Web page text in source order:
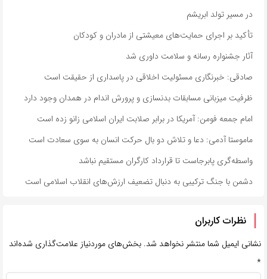
در مسیر تولد ابریشم
تأکید بر اجرای حمایت‌های معیشتی از مادران و کودکان
آثار جشنواره رسانه و سلامت داوری شد
صادقی: خبرنگاری مسئولیت اخلاقی در پاسداری از حقیقت است
ظرفیت میزبانی مسابقات بدنسازی و پرورش اندام در همدان وجود دارد
امام جمعه فومن: آمریکا در برابر صلابت ایران اسلامی زانو زده است
ماموستا آدمی: دعا و تلاش دو بال حرکت انسان به سوی سعادت است
واسطه‌گری پابرجاست تا قرارداد کارگران مستقیم نباشد
دشمن با جنگ ترکیبی به دنبال تضعیف ارزش‌های انقلاب اسلامی است
نظرات کاربران
نشانی ایمیل شما منتشر نخواهد شد. بخش‌های موردنیاز علامت‌گذاری شده‌اند
*